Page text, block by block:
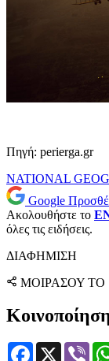
Πηγή: perierga.gr
NATIONAL
Google
Ακολουθήστε το
όλες τις ειδήσεις.
ΔΙΑΦΗΜΙΣΗ
ΜΟΙΡΑΣΟΥ ΤΟ
Facebook
X